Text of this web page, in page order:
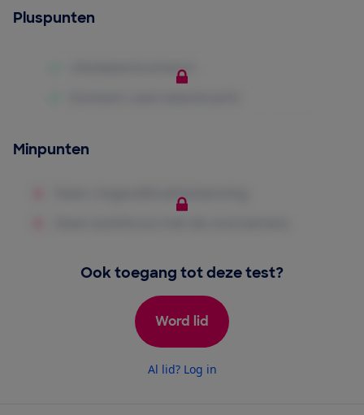
Pluspunten
Minpunten
Ook toegang tot deze test?
Word lid
Al lid? Log in